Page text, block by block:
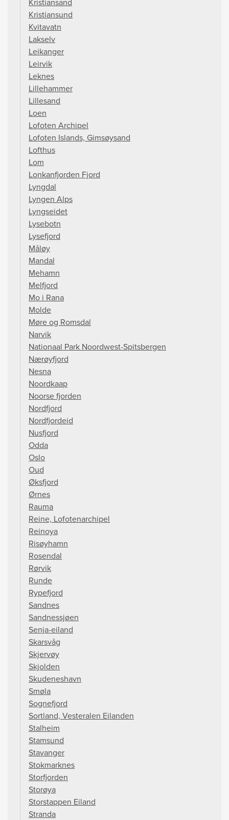
Kristiansand
Kristiansund
Kvitavatn
Lakselv
Leikanger
Leirvik
Leknes
Lillehammer
Lillesand
Loen
Lofoten Archipel
Lofoten Islands, Gimsøysand
Lofthus
Lom
Lonkanfjorden Fjord
Lyngdal
Lyngen Alps
Lyngseidet
Lysebotn
Lysefjord
Måløy
Mandal
Mehamn
Melfjord
Mo i Rana
Molde
Møre og Romsdal
Narvik
Nationaal Park Noordwest-Spitsbergen
Nærøyfjord
Nesna
Noordkaap
Noorse fjorden
Nordfjord
Nordfjordeid
Nusfjord
Odda
Oslo
Oud
Øksfjord
Ørnes
Rauma
Reine, Lofotenarchipel
Reinoya
Risøyhamn
Rosendal
Rørvik
Runde
Rypefjord
Sandnes
Sandnessjøen
Senja-eiland
Skarsvåg
Skjervøy
Skjolden
Skudeneshavn
Smøla
Sognefjord
Sortland, Vesteralen Eilanden
Stalheim
Stamsund
Stavanger
Stokmarknes
Storfjorden
Storøya
Storstappen Eiland
Stranda